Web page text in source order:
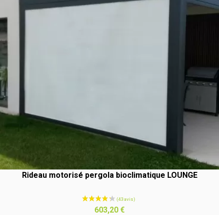
Rideau motorisé pergola bioclimatique LOUNGE
Prix
603,20 €